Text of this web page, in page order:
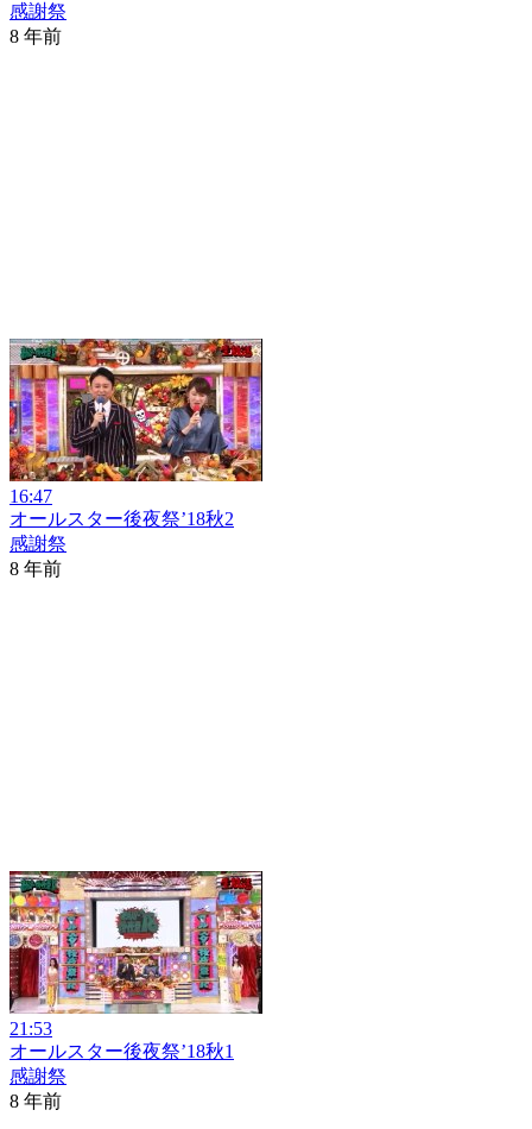
感謝祭
8 年前
16:47
オールスター後夜祭’18秋2
感謝祭
8 年前
21:53
オールスター後夜祭’18秋1
感謝祭
8 年前